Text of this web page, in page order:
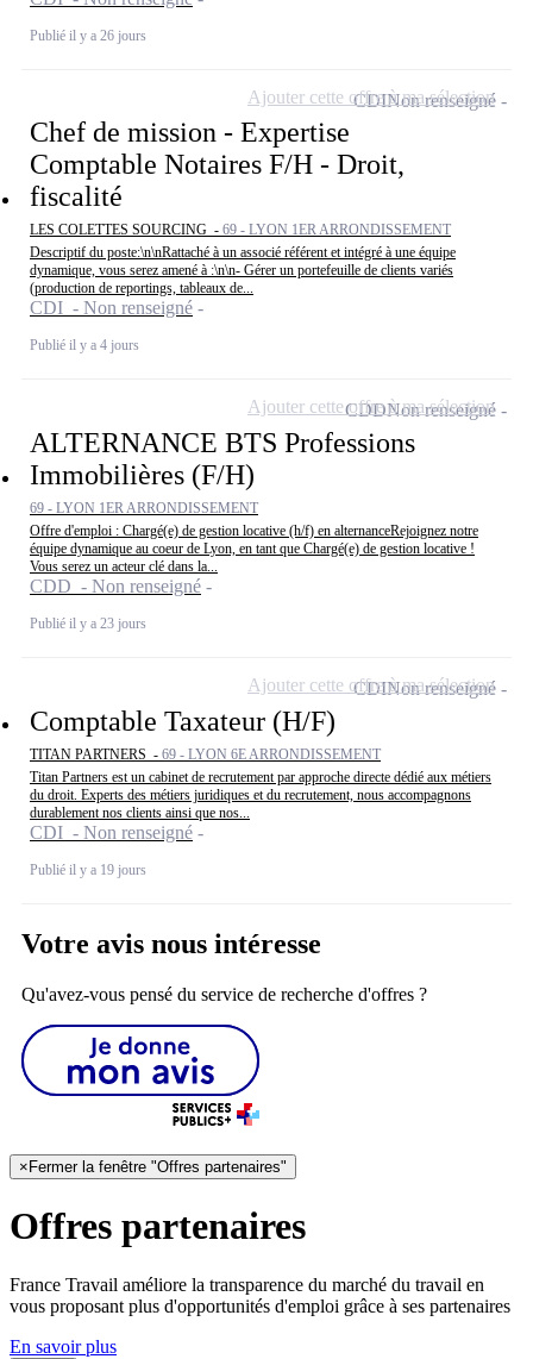
Publié il y a 26 jours
Chef de mission - Expertise
Comptable Notaires F/H - Droit,
fiscalité
LES COLETTES SOURCING - 69 - LYON 1ER ARRONDISSEMENT
Descriptif du poste:\n\nRattaché à un associé référent et intégré à une équipe
dynamique, vous serez amené à :\n\n- Gérer un portefeuille de clients variés
(production de reportings, tableaux de...
CDI - Non renseigné
Publié il y a 4 jours
CDINon renseigné
Ajouter cette offre à ma sélection
ALTERNANCE BTS Professions
Immobilières (F/H)
69 - LYON 1ER ARRONDISSEMENT
Offre d'emploi : Chargé(e) de gestion locative (h/f) en alternanceRejoignez notre
équipe dynamique au coeur de Lyon, en tant que Chargé(e) de gestion locative !
Vous serez un acteur clé dans la...
CDD - Non renseigné
Publié il y a 23 jours
CDDNon renseigné
Ajouter cette offre à ma sélection
Comptable Taxateur (H/F)
TITAN PARTNERS - 69 - LYON 6E ARRONDISSEMENT
Titan Partners est un cabinet de recrutement par approche directe dédié aux métiers
du droit. Experts des métiers juridiques et du recrutement, nous accompagnons
durablement nos clients ainsi que nos...
CDI - Non renseigné
Publié il y a 19 jours
CDINon renseigné
Ajouter cette offre à ma sélection
Votre avis nous intéresse
Qu'avez-vous pensé du service de recherche d'offres ?
× Fermer la fenêtre "Offres partenaires"
Offres partenaires
France Travail améliore la transparence du marché du travail en
vous proposant plus d'opportunités d'emploi grâce à ses partenaires
En savoir plus